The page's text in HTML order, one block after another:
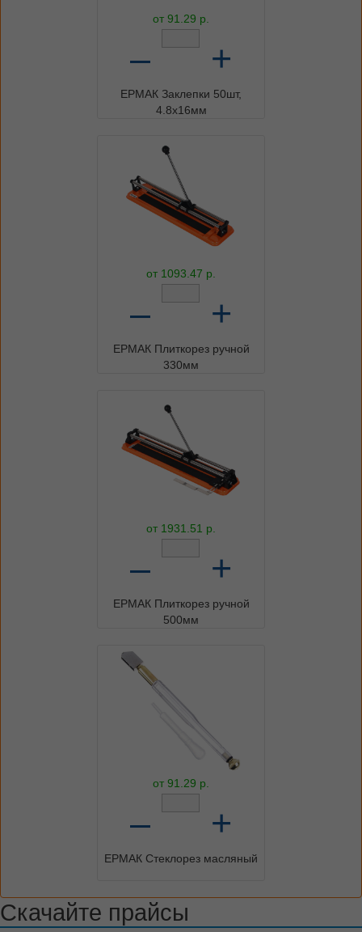
от 91.29 р.
– +
ЕРМАК Заклепки 50шт,
4.8х16мм
от 1093.47 р.
– +
ЕРМАК Плиткорез ручной
330мм
от 1931.51 р.
– +
ЕРМАК Плиткорез ручной
500мм
от 91.29 р.
– +
ЕРМАК Стеклорез масляный
Скачайте прайсы